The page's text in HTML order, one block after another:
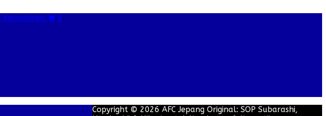
0
Copyright © 2026 AFC Jepang Original: SOP Subarashi,